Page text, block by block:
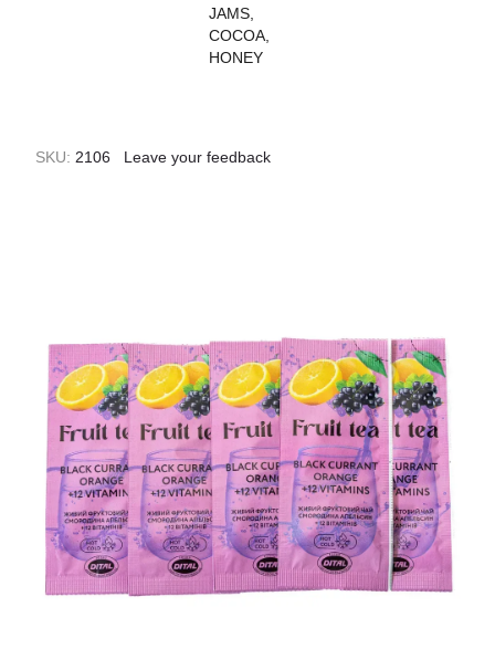
SKU: 2106 Leave your feedback